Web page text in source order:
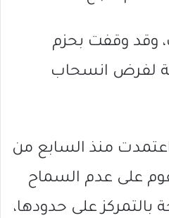
وقد وقفت بحزم
لفرض انسحاب
منذ السابع من
على عدم السماح
على حدودها،